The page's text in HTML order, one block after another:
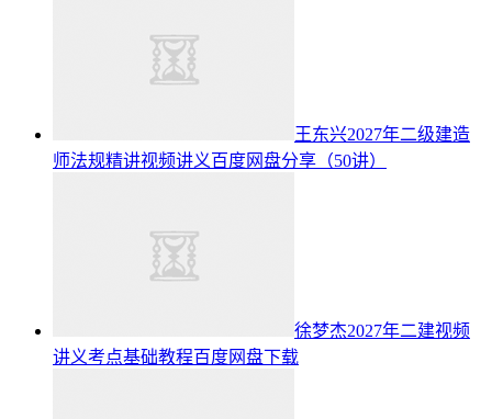
王东兴2027年二级建造
师法规精讲视频讲义百度网盘分享（50讲）
徐梦杰2027年二建视频
讲义考点基础教程百度网盘下载